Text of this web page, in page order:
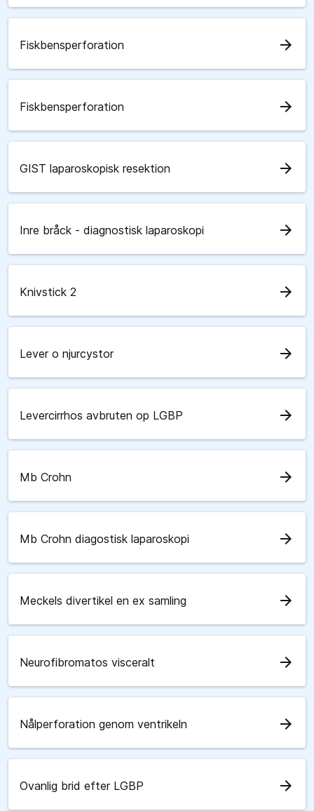
Fiskbensperforation arrow_forward
Fiskbensperforation arrow_forward
GIST laparoskopisk resektion arrow_forward
Inre bråck - diagnostisk laparoskopi arrow_forward
Knivstick 2 arrow_forward
Lever o njurcystor arrow_forward
Levercirrhos avbruten op LGBP arrow_forward
Mb Crohn arrow_forward
Mb Crohn diagostisk laparoskopi arrow_forward
Meckels divertikel en ex samling arrow_forward
Neurofibromatos visceralt arrow_forward
Nålperforation genom ventrikeln arrow_forward
Ovanlig brid efter LGBP arrow_forward